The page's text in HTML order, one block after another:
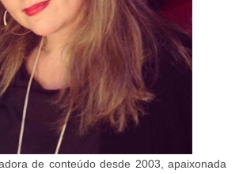
de conteúdo desde 2003, apaixonada